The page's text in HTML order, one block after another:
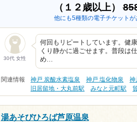
（１２歳以上）
他にも5種類の電子チケットが
30代 女性
何回もリピートしています。健
くり静かに過ごせます。普段は
め…
関連情報 神戸 炭酸水素塩泉 神戸 塩化物泉 神
旧居留地・大丸前駅
みなと元町駅
湯あそびひろば芦原温泉